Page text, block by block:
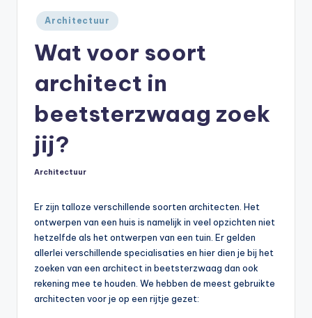
Geplaatst
in
Architectuur
Wat voor soort
architect in
beetsterzwaag zoek
jij?
Geplaatst
Architectuur
Er zijn talloze verschillende soorten architecten. Het
ontwerpen van een huis is namelijk in veel opzichten niet
hetzelfde als het ontwerpen van een tuin. Er gelden
allerlei verschillende specialisaties en hier dien je bij het
zoeken van een architect in beetsterzwaag dan ook
rekening mee te houden. We hebben de meest gebruikte
architecten voor je op een rijtje gezet: